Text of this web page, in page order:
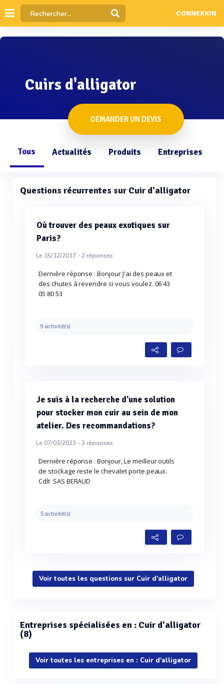
CONNEXION
Cuirs d'alligator
DEMANDER UN DEVIS
Tous Actualités Produits Entreprises
Questions récurrentes sur Cuir d'alligator
Où trouver des peaux exotiques sur
Paris?
Le 15/12/2017 -2réponses
Dernière réponse : Bonjour J'ai des peaux et
des chutes à revendre si vous voulez. 06 43
05 80 53
9 activité(s)
Je suis à la recherche d'une solution
pour stocker mon cuir au sein de mon
atelier. Des recommandations?
Le 07/03/2023 -2réponses
Dernière réponse : Bonjour, Le meilleur outils
de stockage reste le chevalet porte peaux.
Cdlt SAS BERAUD
5 activité(s)
Voir toutes les questions sur Cuir d'alligator
Entreprises spécialisées en : Cuir d'alligator
(8)
Voir toutes les entreprises en : Cuir d'alligator